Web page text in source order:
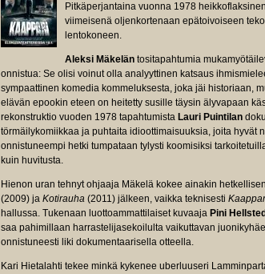
Pitkäperjantaina vuonna 1978
viimeisenä oljenkortenaan epätoivoiseen
lentokoneen.
Aleksi Mäkelän tositapahtumia
onnistua: Se olisi voinut olla analyyttinen katsaus
sympaattinen komedia kommeluksesta, joka jäi historiaan,
elävän epookin eteen on heitetty susille täysin älyvapaan
rekonstruktio vuoden 1978 tapahtumista Lauri Puintilan
törmäilykomiikkaa ja puhtaita idioottimaisuuksia, joita hyvät
onnistuneempi hetki tumpataan tylysti koomisiksi
kuin huvitusta.
Hienon uran tehnyt ohjaaja Mäkelä kokee ainakin
(2009) ja Kotirauha (2011) jälkeen, vaikka teknisesti
hallussa. Tukenaan luottoammattilaiset kuvaaja Pini
saa pahimillaan harrastelijasekoilulta vaikuttavan
onnistuneesti liki dokumentaarisella otteella.
Kari Hietalahti tekee minkä kykenee uberluuseri